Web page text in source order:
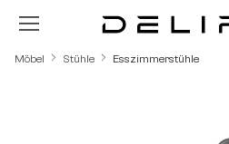
Zum Hauptinhalt springen
Möbel Stühle Esszimmerstühle